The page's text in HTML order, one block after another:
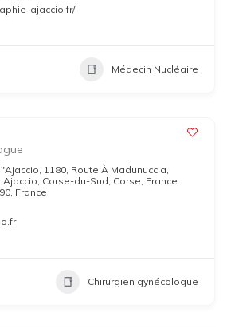
ajaccio.fr/
Médecin Nucléaire
1180, Route À Madunuccia,
Corse-du-Sud, Corse, France
France
Chirurgien gynécologue